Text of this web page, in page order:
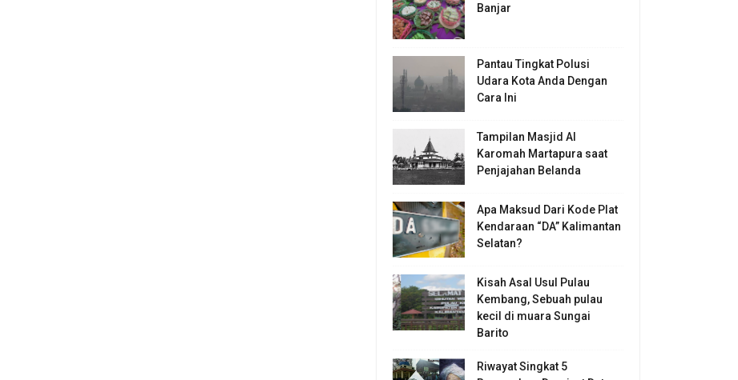
Banjar
Pantau Tingkat Polusi
Udara Kota Anda Dengan
Cara Ini
Tampilan Masjid Al
Karomah Martapura saat
Penjajahan Belanda
Apa Maksud Dari Kode Plat
Kendaraan “DA” Kalimantan
Selatan?
Kisah Asal Usul Pulau
Kembang, Sebuah pulau
kecil di muara Sungai
Barito
Riwayat Singkat 5